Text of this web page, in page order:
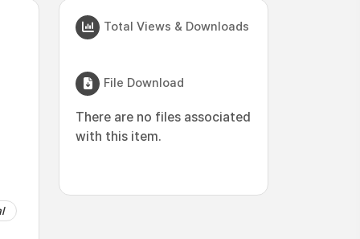
Total Views & Downloads
File Download
There are no files associated
with this item.